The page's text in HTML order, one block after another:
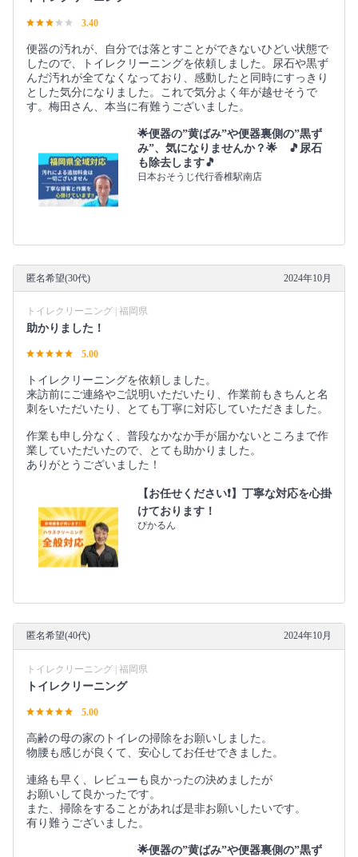
3.40
便器の汚れが、自分では落とすことができないひどい状態で
したので、トイレクリーニングを依頼しました。尿石や黒ず
んだ汚れが全てなくなっており、感動したと同時にすっきり
とした気分になりました。これで気分よく年が越せそうで
す。梅田さん、本当に有難うございました。
🌟便器の”黄ばみ”や便器裏側の”黒ず
み”、気になりませんか？🌟 🎵尿石
も除去します🎵
日本おそうじ代行香椎駅南店
匿名希望(30代) 2024年10月
トイレクリーニング | 福岡県
助かりました！
5.00
トイレクリーニングを依頼しました。
来訪前にご連絡やご説明いただいたり、作業前もきちんと名
刺をいただいたり、とても丁寧に対応していただきました。
作業も申し分なく、普段なかなか手が届かないところまで作
業していただいたので、とても助かりました。
ありがとうございました！
【お任せください❗️】丁寧な対応を心掛
けております！
ぴかるん
匿名希望(40代) 2024年10月
トイレクリーニング | 福岡県
トイレクリーニング
5.00
高齢の母の家のトイレの掃除をお願いしました。
物腰も感じが良くて、安心してお任せできました。
連絡も早く、レビューも良かったの決めましたが
お願いして良かったです。
また、掃除をすることがあれば是非お願いしたいです。
有り難うございました。
🌟便器の”黄ばみ”や便器裏側の”黒ず